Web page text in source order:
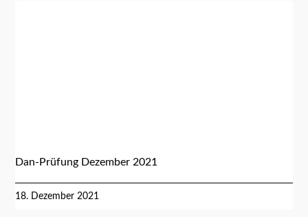
Dan-Prüfung Dezember 2021
18. Dezember 2021